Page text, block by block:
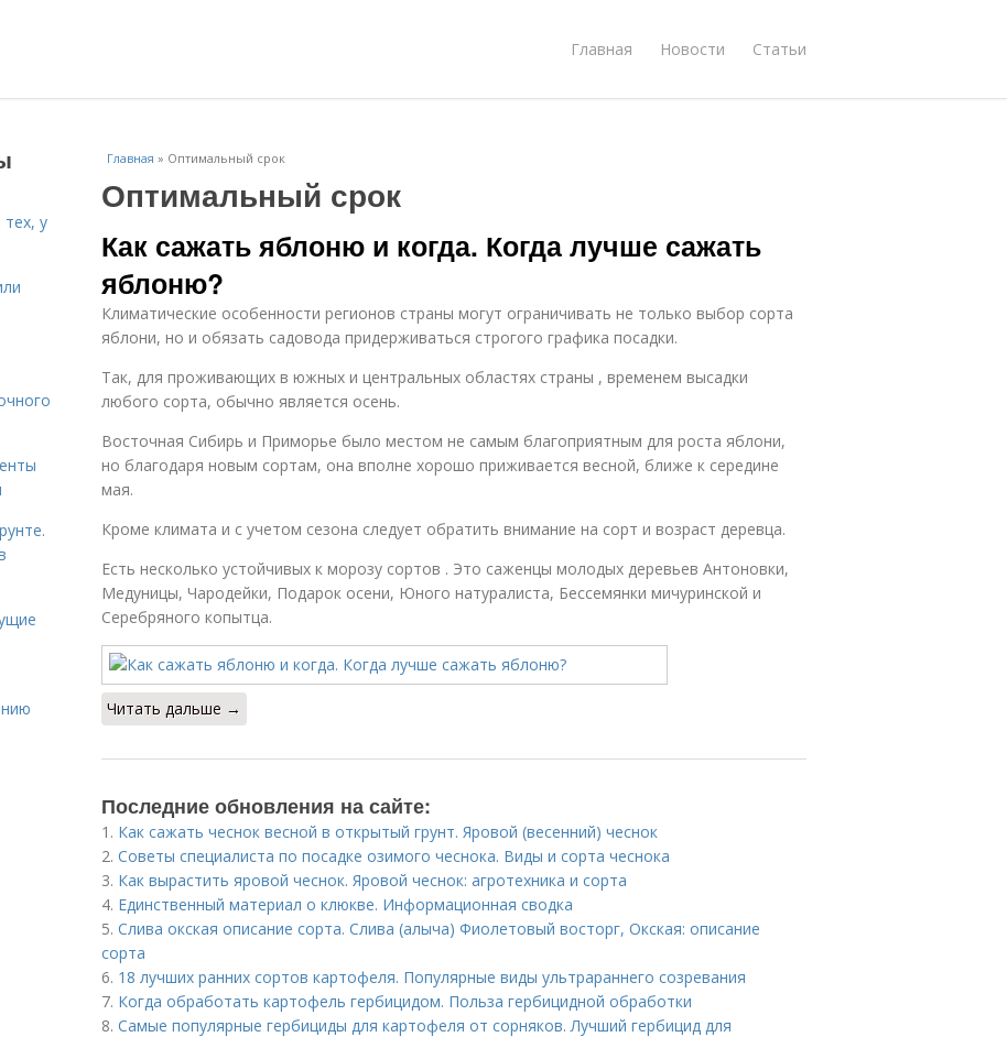
Главная Новости Статьи
Главная » Оптимальный срок
Оптимальный срок
Как сажать яблоню и когда. Когда лучше сажать
яблоню?
Климатические особенности регионов страны могут ограничивать не только выбор сорта
яблони, но и обязать садовода придерживаться строгого графика посадки.
Так, для проживающих в южных и центральных областях страны , временем высадки
любого сорта, обычно является осень.
Восточная Сибирь и Приморье было местом не самым благоприятным для роста яблони,
но благодаря новым сортам, она вполне хорошо приживается весной, ближе к середине
мая.
Кроме климата и с учетом сезона следует обратить внимание на сорт и возраст деревца.
Есть несколько устойчивых к морозу сортов . Это саженцы молодых деревьев Антоновки,
Медуницы, Чародейки, Подарок осени, Юного натуралиста, Бессемянки мичуринской и
Серебряного копытца.
Читать дальше →
Последние обновления на сайте:
1. Как сажать чеснок весной в открытый грунт. Яровой (весенний) чеснок
2. Советы специалиста по посадке озимого чеснока. Виды и сорта чеснока
3. Как вырастить яровой чеснок. Яровой чеснок: агротехника и сорта
4. Единственный материал о клюкве. Информационная сводка
5. Слива окская описание сорта. Слива (алыча) Фиолетовый восторг, Окская: описание
сорта
6. 18 лучших ранних сортов картофеля. Популярные виды ультрараннего созревания
7. Когда обработать картофель гербицидом. Польза гербицидной обработки
8. Самые популярные гербициды для картофеля от сорняков. Лучший гербицид для
у